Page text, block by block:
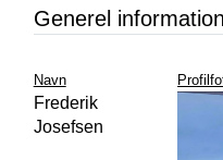
Generel information
Navn
Frederik
Josefsen